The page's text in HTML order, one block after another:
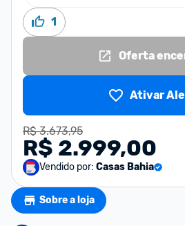
1
Oferta
Ativar
R$ 3.673,95
R$ 2.999,00
Vendido por: Casas Bahia
Sobre a loja